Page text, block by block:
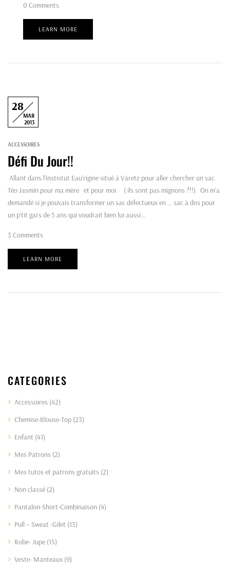
CATEGORIES
Accessoires (42)
Chemise-Blouse-Top (23)
Enfant (41)
Mes Patrons (2)
Mes tutos et patrons gratuits (2)
Non classé (2)
Pantalon-Short-Combinaison (4)
Pull – Sweat -Gilet (13)
Robe- Jupe (15)
Veste- Manteaux (9)
0 Comments
LEARN MORE
28
MAR
2013
ACCESSOIRES
Défi Du Jour!!
Allant dans l’instistut Eau’rigine situé à Varetz pour aller chercher un sac
Téo Jasmin pour ma mère et pour moi ( ils sont pas mignons ?!!) On m’a
demandé si je pouvais transformer un sac défectueux en … sac à dos pour
un p’tit gars de 5 ans qui voudrait bien lui aussi...
3 Comments
LEARN MORE